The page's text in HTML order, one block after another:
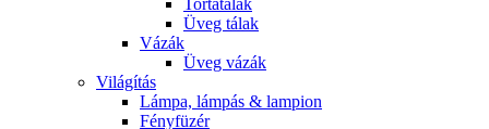
Tortatálak
Üveg tálak
Vázák
Üveg vázák
Világítás
Lámpa, lámpás & lampion
Fényfüzér